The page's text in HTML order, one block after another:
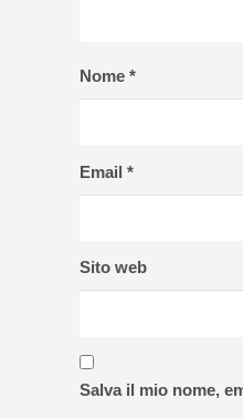
Nome *
Email *
Sito web
Salva il mio nome,